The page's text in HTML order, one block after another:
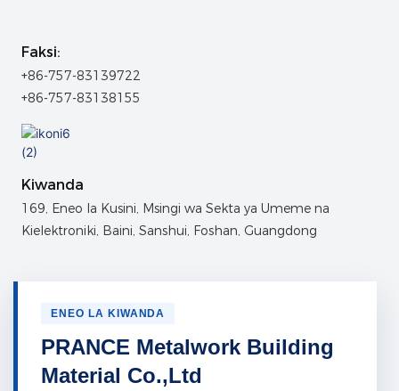
Faksi:
+86-757-83139722
+86-757-83138155
Kiwanda
169, Eneo la Kusini, Msingi wa Sekta ya Umeme na
Kielektroniki, Baini, Sanshui, Foshan, Guangdong
ENEO LA KIWANDA
PRANCE Metalwork Building
Material Co.,Ltd